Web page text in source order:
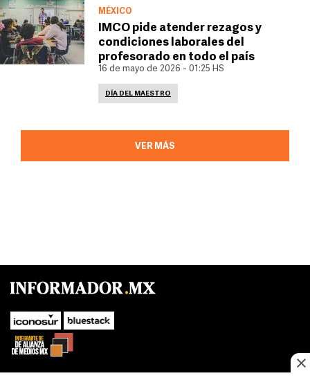
MÉXICO
IMCO pide atender rezagos y
condiciones laborales del
profesorado en todo el país
16 de mayo de 2026 - 01:25 HS
DÍA DEL MAESTRO
VER MÁS